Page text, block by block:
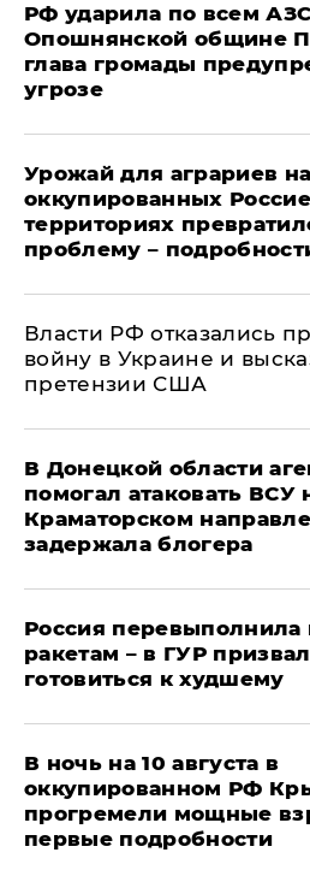
РФ ударила по всем
Опошнянской общине
глава громады
угрозе
Урожай для аграриев на
оккупированных
территориях
проблему –
Власти РФ отказались
войну в Украине и
претензии США
В Донецкой области
помогал атаковать ВСУ
Краматорском
задержала блогера
Россия перевыполнила
ракетам – в ГУР
готовиться к худшему
В ночь на 10 августа в
оккупированном РФ
прогремели мощные
первые подробности